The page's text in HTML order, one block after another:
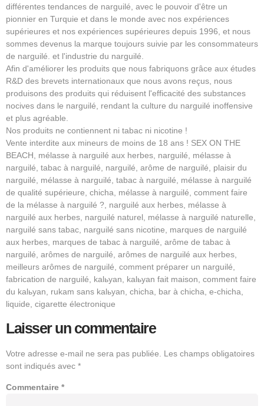
différentes tendances de narguilé, avec le pouvoir d'être un
pionnier en Turquie et dans le monde avec nos expériences
supérieures et nos expériences supérieures depuis 1996, et nous
sommes devenus la marque toujours suivie par les consommateurs
de narguilé. et l'industrie du narguilé.
Afin d'améliorer les produits que nous fabriquons grâce aux études
R&D des brevets internationaux que nous avons reçus, nous
produisons des produits qui réduisent l'efficacité des substances
nocives dans le narguilé, rendant la culture du narguilé inoffensive
et plus agréable.
Nos produits ne contiennent ni tabac ni nicotine !
Vente interdite aux mineurs de moins de 18 ans ! SEX ON THE
BEACH, mélasse à narguilé aux herbes, narguilé, mélasse à
narguilé, tabac à narguilé, narguilé, arôme de narguilé, plaisir du
narguilé, mélasse à narguilé, tabac à narguilé, mélasse à narguilé
de qualité supérieure, chicha, mélasse à narguilé, comment faire
de la mélasse à narguilé ?, narguilé aux herbes, mélasse à
narguilé aux herbes, narguilé naturel, mélasse à narguilé naturelle,
narguilé sans tabac, narguilé sans nicotine, marques de narguilé
aux herbes, marques de tabac à narguilé, arôme de tabac à
narguilé, arômes de narguilé, arômes de narguilé aux herbes,
meilleurs arômes de narguilé, comment préparer un narguilé,
fabrication de narguilé, kalьyan, kalьyan fait maison, comment faire
du kalьyan, rukam sans kalьyan, chicha, bar à chicha, e-chicha,
liquide, cigarette électronique
Laisser un commentaire
Votre adresse e-mail ne sera pas publiée.
Les champs obligatoires
sont indiqués avec *
Commentaire *